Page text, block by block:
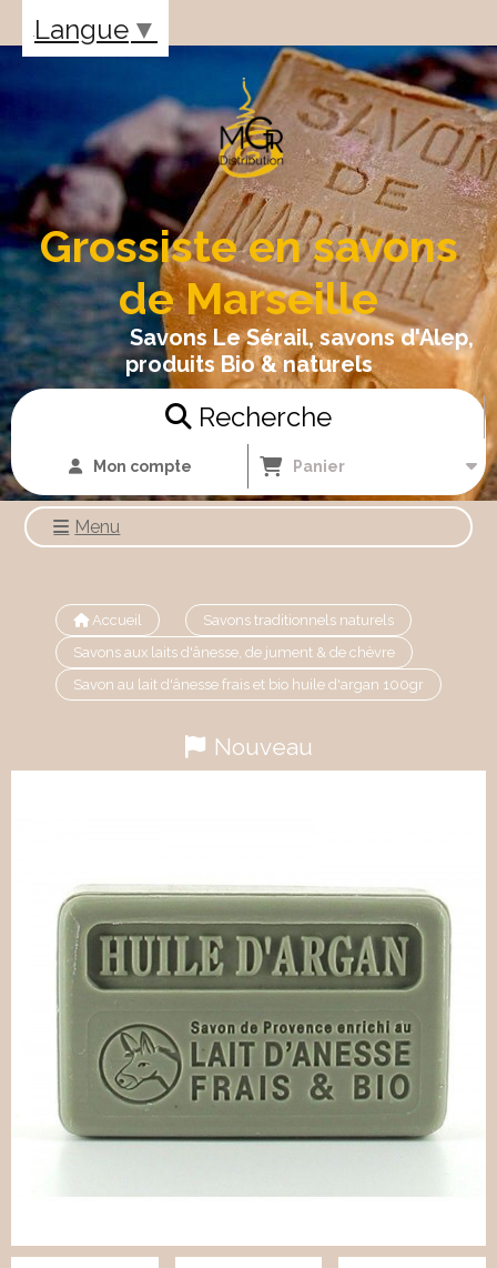
Grossiste en savons
de Marseille
Savons Le Sérail, savons d'Alep,
produits Bio & naturels
Recherche
Mon compte Panier
Menu
Accueil
Savons traditionnels naturels
Savons aux laits d'ânesse, de jument & de chèvre
Savon au lait d'ânesse frais et bio huile d'argan 100gr
Nouveau
Langue ▼